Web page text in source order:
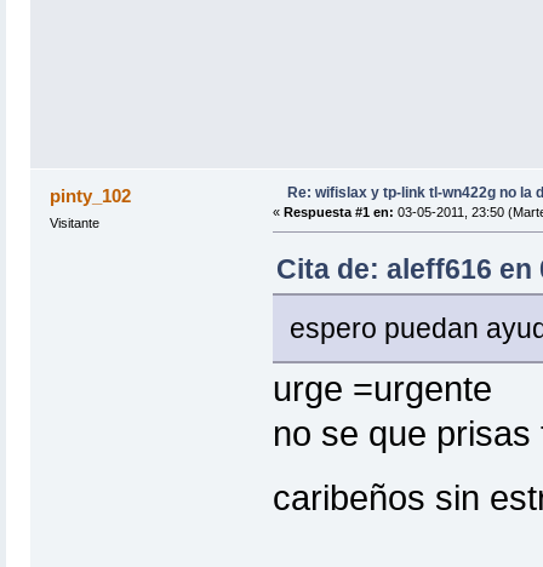
pinty_102
Visitante
Re: wifislax y tp-link tl-wn422g no la
« Respuesta #1 en: 03-05-2011, 23:50
Cita de: aleff616 en
espero puedan
urge =urgente
no se que
caribeños sin